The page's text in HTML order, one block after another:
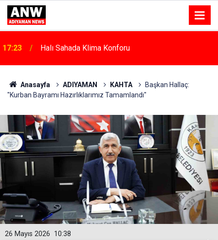
17:23 Halı Sahada Klima Konforu
Anasayfa ADIYAMAN KAHTA
Başkan Hallaç:
"Kurban Bayramı Hazırlıklarımız Tamamlandı"
10:38
26 Mayıs 2026